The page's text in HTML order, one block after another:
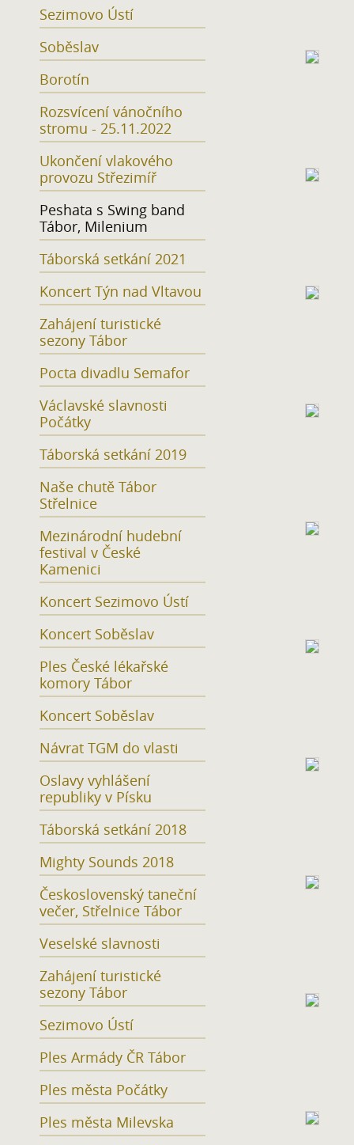
Sezimovo Ústí
Soběslav
Borotín
Rozsvícení vánočního
stromu - 25.11.2022
Ukončení vlakového
provozu Střezimíř
Peshata s Swing band
Tábor, Milenium
Táborská setkání 2021
Koncert Týn nad Vltavou
Zahájení turistické
sezony Tábor
Pocta divadlu Semafor
Václavské slavnosti
Počátky
Táborská setkání 2019
Naše chutě Tábor
Střelnice
Mezinárodní hudební
festival v České
Kamenici
Koncert Sezimovo Ústí
Koncert Soběslav
Ples České lékařské
komory Tábor
Koncert Soběslav
Návrat TGM do vlasti
Oslavy vyhlášení
republiky v Písku
Táborská setkání 2018
Mighty Sounds 2018
Československý taneční
večer, Střelnice Tábor
Veselské slavnosti
Zahájení turistické
sezony Tábor
Sezimovo Ústí
Ples Armády ČR Tábor
Ples města Počátky
Ples města Milevska